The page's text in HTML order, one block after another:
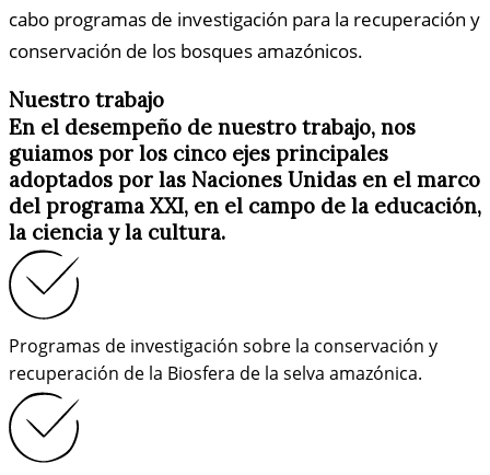
cabo programas de investigación para la recuperación y
conservación de los bosques amazónicos.
Nuestro trabajo
En el desempeño de nuestro trabajo, nos
guiamos por los cinco ejes principales
adoptados por las Naciones Unidas en el marco
del programa XXI, en el campo de la educación,
la ciencia y la cultura.
Programas de investigación sobre la conservación y
recuperación de la Biosfera de la selva amazónica.